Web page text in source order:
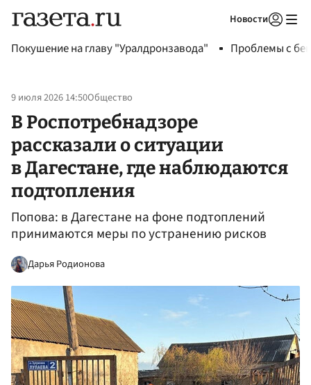
Новости
Покушение на главу "Уралдронзавода" Проблемы с
9 июля 2026 14:50Общество
В Роспотребнадзоре
рассказали о ситуации
в Дагестане, где наблюдаются
подтопления
Попова: в Дагестане на фоне подтоплений
принимаются меры по устранению рисков
Дарья Родионова